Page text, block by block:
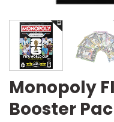
Monopoly
Booster